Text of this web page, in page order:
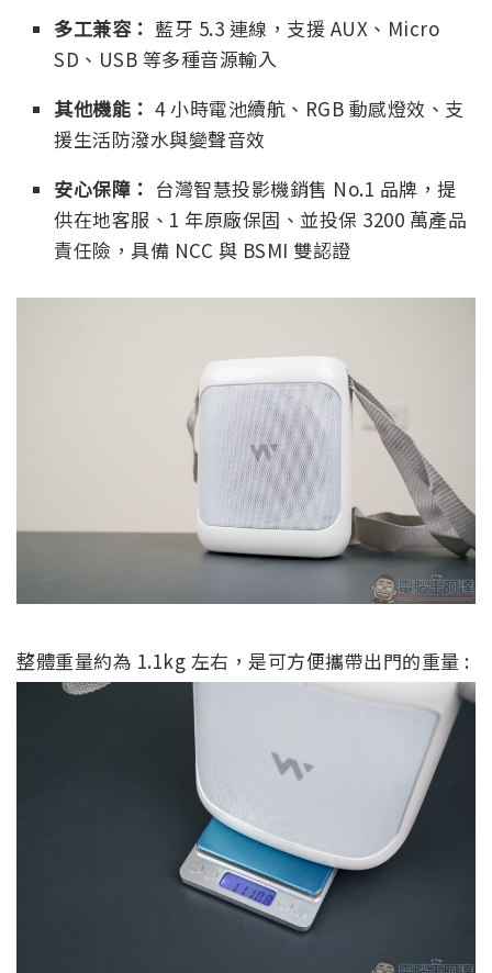
多工兼容： 藍牙 5.3 連線，支援 AUX、Micro
SD、USB 等多種音源輸入
其他機能： 4 小時電池續航、RGB 動感燈效、支
援生活防潑水與變聲音效
安心保障： 台灣智慧投影機銷售 No.1 品牌，提
供在地客服、1 年原廠保固、並投保 3200 萬產品
責任險，具備 NCC 與 BSMI 雙認證
整體重量約為 1.1kg 左右，是可方便攜帶出門的重量 :